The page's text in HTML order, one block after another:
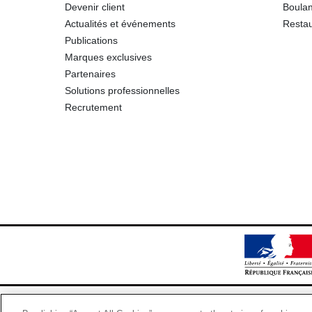
Devenir client
Actualités et événements
Publications
Marques exclusives
Partenaires
Solutions professionnelles
Recrutement